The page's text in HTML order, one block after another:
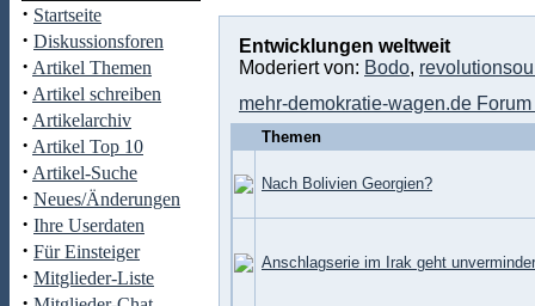
· Startseite
· Diskussionsforen
· Artikel Themen
· Artikel schreiben
· Artikelarchiv
· Artikel Top 10
· Artikel-Suche
· Neues/Änderungen
· Ihre Userdaten
· Für Einsteiger
· Mitglieder-Liste
Entwicklungen weltweit
Moderiert von: Bodo,
mehr-demokratie-wagen.de
Themen
Nach Bolivien Georgien?
Anschlagserie im Irak geht